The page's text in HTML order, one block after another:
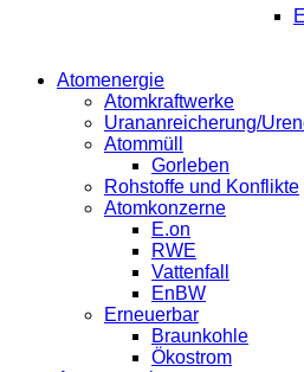
Atomenergie
Atomkraftwerke
Urananreicherung/
Atommüll
Gorleben
Rohstoffe und Konflikte
Atomkonzerne
E.on
RWE
Vattenfall
EnBW
Erneuerbar
Braunkohle
Ökostrom